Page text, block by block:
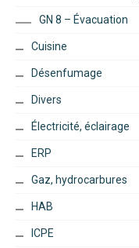
GN 8 – Évacuation
Cuisine
Désenfumage
Divers
Électricité, éclairage
ERP
Gaz, hydrocarbures
HAB
ICPE